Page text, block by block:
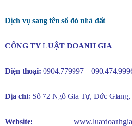
Dịch vụ sang tên sổ đỏ nhà đất
CÔNG TY LUẬT DOANH GIA
Điện thoại: 0904.779997 –
Địa chỉ: Số 72 Ngô Gia Tự, Đức
Website: